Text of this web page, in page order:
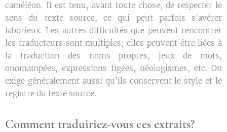
caméléon. Il est tenu, avant toute chose, de respecter le
sens du texte source, ce qui peut parfois s'avérer
laborieux. Les autres difficultés que peuvent rencontrer
les traducteurs sont multiples; elles peuvent être liées à
la traduction des noms propres, jeux de mots,
onomatopées, expressions figées, néologismes, etc. On
exige généralement aussi qu'ils conservent le style et le
registre du texte source.
Comment traduiriez-vous ces extraits?